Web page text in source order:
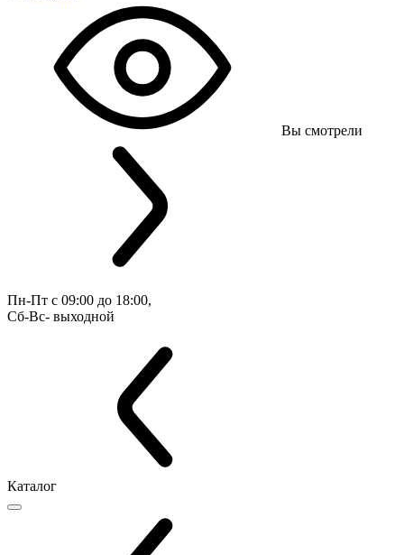
Вы смотрели
Пн-Пт с 09:00 до 18:00,
Сб-Вс- выходной
Каталог